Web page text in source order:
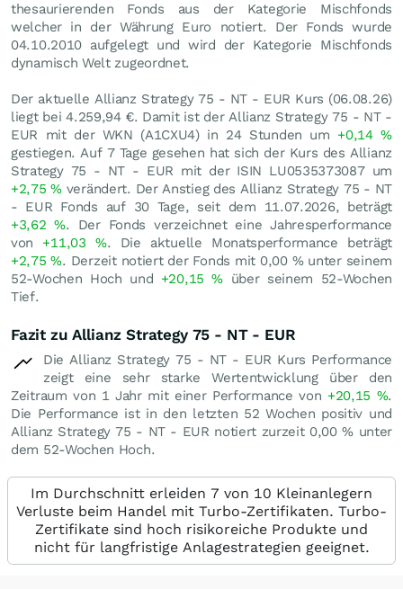
thesaurierenden Fonds aus der Kategorie Mischfonds
welcher in der Währung Euro notiert. Der Fonds wurde
04.10.2010 aufgelegt und wird der Kategorie Mischfonds
dynamisch Welt zugeordnet.
Der aktuelle Allianz Strategy 75 - NT - EUR Kurs (06.08.26)
liegt bei 4.259,94 €. Damit ist der Allianz Strategy 75 - NT -
EUR mit der WKN (A1CXU4) in 24 Stunden um +0,14%
gestiegen. Auf 7 Tage gesehen hat sich der Kurs des Allianz
Strategy 75 - NT - EUR mit der ISIN LU0535373087 um
+2,75%verändert. Der Anstieg des Allianz Strategy 75 - NT
- EUR Fonds auf 30 Tage, seit dem 11.07.2026, beträgt
+3,62%. Der Fonds verzeichnet eine Jahresperformance
von +11,03 %. Die aktuelle Monatsperformance beträgt
+2,75%. Derzeit notiert der Fonds mit 0,00 %unter seinem
52-Wochen Hoch und +20,15% über seinem 52-Wochen
Tief.
Fazit zu Allianz Strategy 75 - NT - EUR
Die Allianz Strategy 75 - NT - EUR Kurs Performance
zeigt eine sehr starke Wertentwicklung über den
Zeitraum von 1 Jahr mit einer Performance von +20,15 %.
Die Performance ist in den letzten 52 Wochen positiv und
Allianz Strategy 75 - NT - EUR notiert zurzeit 0,00% unter
dem 52-Wochen Hoch.
Im Durchschnitt erleiden 7 von 10 Kleinanlegern
Verluste beim Handel mit Turbo-Zertifikaten. Turbo-
Zertifikate sind hoch risikoreiche Produkte und
nicht für langfristige Anlagestrategien geeignet.